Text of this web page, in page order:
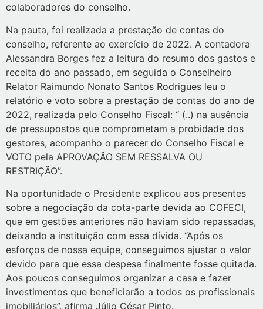
colaboradores do conselho.
Na pauta, foi realizada a prestação de contas do
conselho, referente ao exercício de 2022. A contadora
Alessandra Borges fez a leitura do resumo dos gastos e
receita do ano passado, em seguida o Conselheiro
Relator Raimundo Nonato Santos Rodrigues leu o
relatório e voto sobre a prestação de contas do ano de
2022, realizada pelo Conselho Fiscal: “ (..) na ausência
de pressupostos que comprometam a probidade dos
gestores, acompanho o parecer do Conselho Fiscal e
VOTO pela APROVAÇÃO SEM RESSALVA OU
RESTRIÇÃO”.
Na oportunidade o Presidente explicou aos presentes
sobre a negociação da cota-parte devida ao COFECI,
que em gestões anteriores não haviam sido repassadas,
deixando a instituição com essa dívida. “Após os
esforços de nossa equipe, conseguimos ajustar o valor
devido para que essa despesa finalmente fosse quitada.
Aos poucos conseguimos organizar a casa e fazer
investimentos que beneficiarão a todos os profissionais
imobiliários”, afirma Júlio César Pinto.